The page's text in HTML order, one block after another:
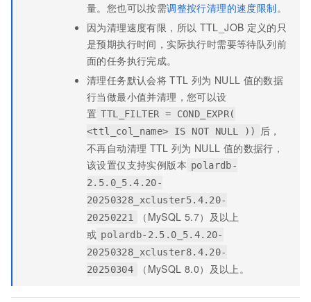
量。您也可以按需调整按行清理的速度限制。
因为清理速度有限，所以 TTL_JOB 定义的只
是预期执行时间，实际执行时需要等待队列前
面的任务执行完成。
清理任务默认会将 TTL 列为 NULL 值的数据
行当做最小值并清理，您可以设
置 TTL_FILTER = COND_EXPR(
<ttl_col_name> IS NOT NULL ))
后，
不再自动清理 TTL 列为 NULL 值的数据行，
该设置仅支持实例版本 polardb-
2.5.0_5.4.20-
20250328_xcluster5.4.20-
20250221
（MySQL 5.7）及以上
或 polardb-2.5.0_5.4.20-
20250328_xcluster8.4.20-
20250304
（MySQL 8.0）及以上。